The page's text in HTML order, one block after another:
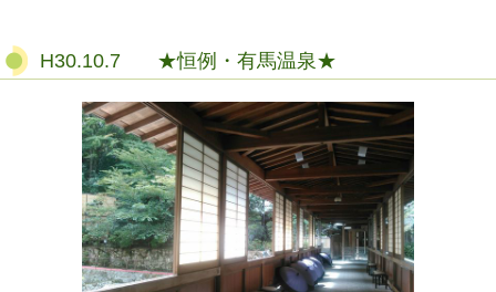
H30.10.7 ★恒例・有馬温泉★